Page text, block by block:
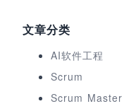
文章分类
AI软件工程
Scrum
Scrum Master